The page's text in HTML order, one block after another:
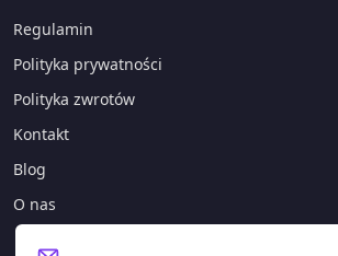
Regulamin
Polityka prywatności
Polityka zwrotów
Kontakt
Blog
O nas